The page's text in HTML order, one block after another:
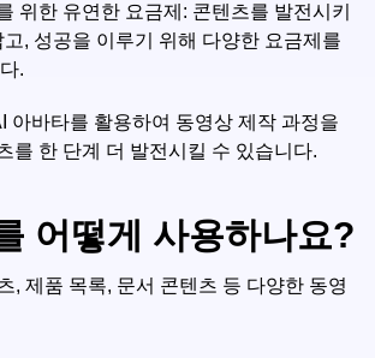
위한 유연한 요금제: 콘텐츠를 발전시키
, 성공을 이루기 위해 다양한 요금제를
.
아바타를 활용하여 동영상 제작 과정을
를 한 단계 더 발전시킬 수 있습니다.
어떻게 사용하나요?
, 제품 목록, 문서 콘텐츠 등 다양한 동영